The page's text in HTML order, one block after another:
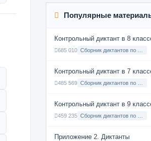
Популярные
Контрольный диктант в 8
685 010
Контрольный диктант в 7
485 569
Контрольный диктант в 9
459 235
Приложение 2. Диктанты